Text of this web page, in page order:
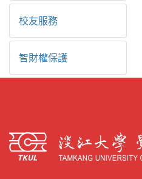
校友服務
智財權保護